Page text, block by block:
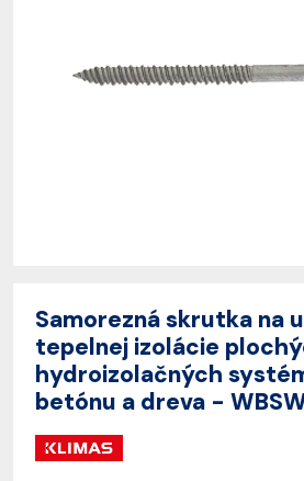
Samorezná skrutka na
tepelnej izolácie
hydroizolačných
betónu a dreva -